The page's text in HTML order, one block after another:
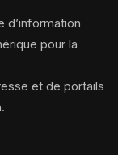
d’information
pour la
et de portails